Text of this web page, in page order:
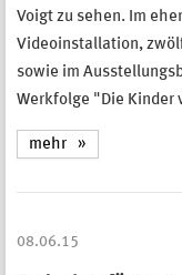
Voigt zu sehen. Im
Videoinstallation,
sowie im
Werkfolge "Die Kinder
mehr
08.06.15